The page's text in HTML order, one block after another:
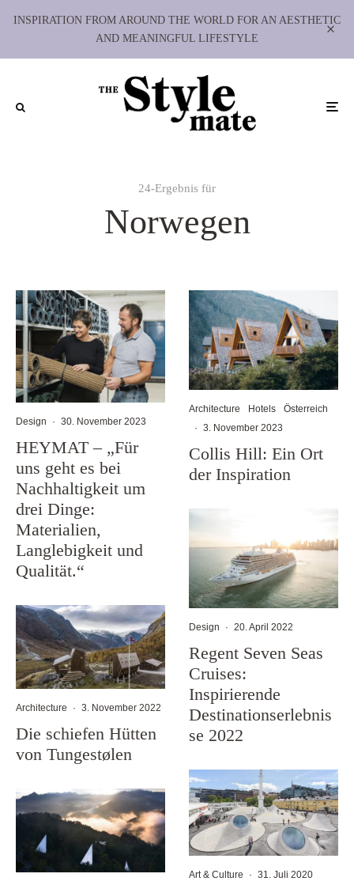
INSPIRATION FROM AROUND THE WORLD FOR AN AESTHETIC
AND MEANINGFUL LIFESTYLE
24-Ergebnis für
Norwegen
Design · 30. November 2023
HEYMAT – „Für
uns geht es bei
Nachhaltigkeit um
drei Dinge:
Materialien,
Langlebigkeit und
Qualität.“
Architecture · 3. November 2022
Die schiefen Hütten
von Tungestølen
Architecture Hotels
Österreich
· 3. November 2023
Collis Hill: Ein Ort
der Inspiration
Design · 20. April 2022
Regent Seven Seas
Cruises:
Inspirierende
Destinationserlebnis
se 2022
Art & Culture · 31. Juli 2020